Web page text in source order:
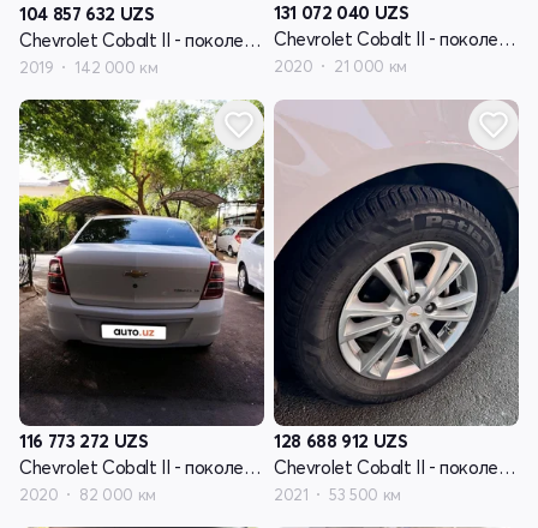
104 857 632 UZS
Chevrolet Cobalt II - поколение рестайлинг
2019 142 000 км
131 072 040 UZS
Chevrolet Cobalt II - поколение рестайлинг
2020 21 000 км
116 773 272 UZS
Chevrolet Cobalt II - поколение рестайлинг
2020 82 000 км
128 688 912 UZS
Chevrolet Cobalt II - поколение рестайлинг
2021 53 500 км